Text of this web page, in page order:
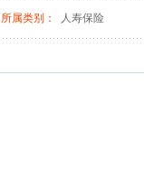
所属类别：
人寿保险